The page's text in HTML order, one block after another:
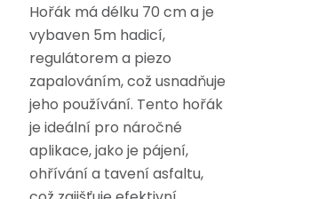
Hořák má délku 70 cm a je
vybaven 5m hadicí,
regulátorem a piezo
zapalováním, což usnadňuje
jeho používání. Tento hořák
je ideální pro náročné
aplikace, jako je pájení,
ohřívání a tavení asfaltu,